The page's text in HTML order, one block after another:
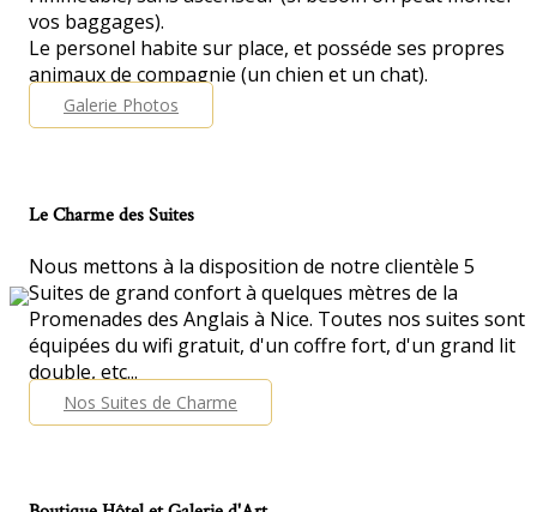
vos baggages).
Le personel habite sur place, et posséde ses propres
animaux de compagnie (un chien et un chat).
Galerie Photos
Le Charme des Suites
Nous mettons à la disposition de notre clientèle 5
Suites de grand confort à quelques mètres de la
Promenades des Anglais à Nice. Toutes nos suites sont
équipées du wifi gratuit, d'un coffre fort, d'un grand lit
double, etc...
Nos Suites de Charme